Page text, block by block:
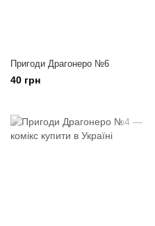
Пригоди Драгонеро №6
40 грн